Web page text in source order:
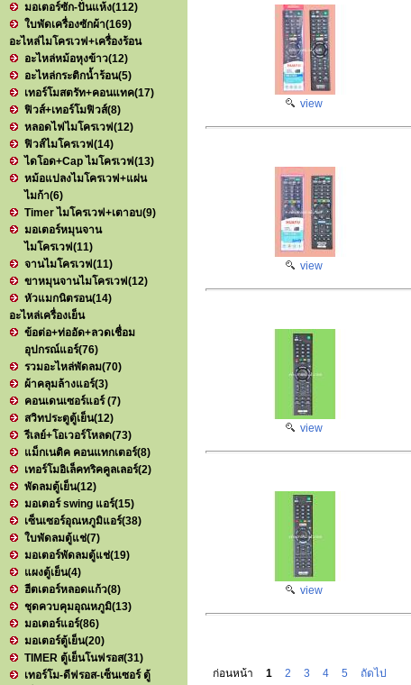
มอเตอร์ซัก-ปั่นแห้ง(112)
ใบพัดเครื่องซักผ้า(169)
อะไหล่ไมโครเวฟ+เครื่องร้อน
อะไหล่หม้อหุงข้าว(12)
อะไหล่กระติกน้ำร้อน(5)
เทอร์โมสตรัท+คอนแทค(17)
ฟิวส์+เทอร์โมฟิวส์(8)
หลอดไฟไมโครเวฟ(12)
ฟิวส์ไมโครเวฟ(14)
ไดโอด+Cap ไมโครเวฟ(13)
หม้อแปลงไมโครเวฟ+แผ่น
ไมก้า(6)
Timer ไมโครเวฟ+เตาอบ(9)
มอเตอร์หมุนจาน
ไมโครเวฟ(11)
จานไมโครเวฟ(11)
ขาหมุนจานไมโครเวฟ(12)
หัวแมกนิตรอน(14)
อะไหล่เครื่องเย็น
ข้อต่อ+ท่ออัด+ลวดเชื่อม
อุปกรณ์แอร์(76)
รวมอะไหล่พัดลม(70)
ผ้าคลุมล้างแอร์(3)
คอนเดนเซอร์แอร์(7)
สวิทประตูตู้เย็น(12)
รีเลย์+โอเวอร์โหลด(73)
แม็กเนติค คอนแทกเตอร์(8)
เทอร์โมอิเล็คทริคคูลเลอร์(2)
พัดลมตู้เย็น(12)
มอเตอร์ swing แอร์(15)
เซ็นเซอร์อุณหภูมิแอร์(38)
ใบพัดลมตู้แช่(7)
มอเตอร์พัดลมตู้แช่(19)
แผงตู้เย็น(4)
ฮีตเตอร์หลอดแก้ว(8)
ชุดควบคุมอุณหภูมิ(13)
มอเตอร์แอร์(86)
มอเตอร์ตู้เย็น(20)
TIMER ตู้เย็นโนฟรอส(31)
เทอร์โม-ดีฟรอส-เซ็นเซอร์ ตู้
view
view
view
view
ก่อนหน้า 1 2 3 4 5 ถัดไป